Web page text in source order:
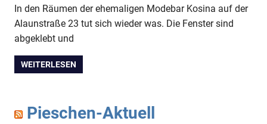
In den Räumen der ehemaligen Modebar Kosina auf der
Alaunstraße 23 tut sich wieder was. Die Fenster sind
abgeklebt und
WEITERLESEN
Pieschen-Aktuell